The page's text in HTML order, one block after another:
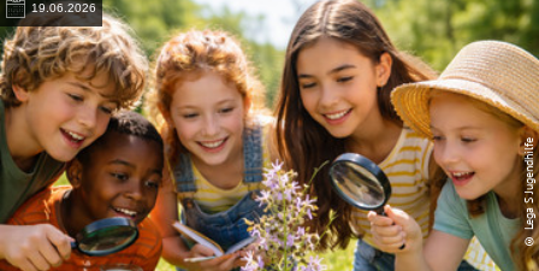
19.06.2026
© Lega S Jugendhilfe